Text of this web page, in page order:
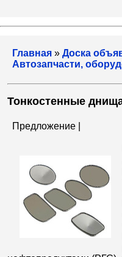
Главная » Доска
Автозапчасти,
Тонкостенные
Предложение |